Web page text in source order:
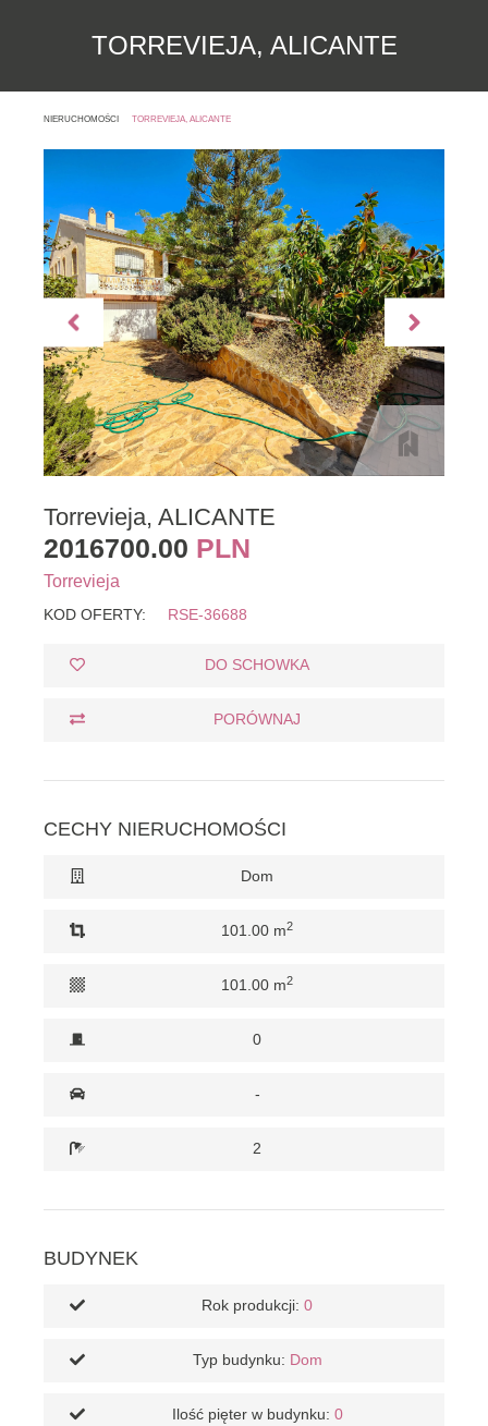
TORREVIEJA, ALICANTE
NIERUCHOMOŚCI TORREVIEJA, ALICANTE
Torrevieja, ALICANTE
2016700.00 PLN
Torrevieja
KOD OFERTY: RSE-36688
DO SCHOWKA
PORÓWNAJ
CECHY NIERUCHOMOŚCI
Dom
101.00 m2
101.00 m2
0
-
2
BUDYNEK
Rok produkcji: 0
Typ budynku: Dom
Ilość pięter w budynku: 0